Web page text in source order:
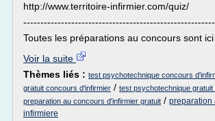
http://www.territoire-infirmier.com/quiz/
Toutes les préparations au concours sont ici
Voir la suite
Thèmes liés : test psychotechnique concours
gratuit concours d'infirmier / test psychotechnique
preparation au concours d'infirmier gratuit / preparation
infirmiere